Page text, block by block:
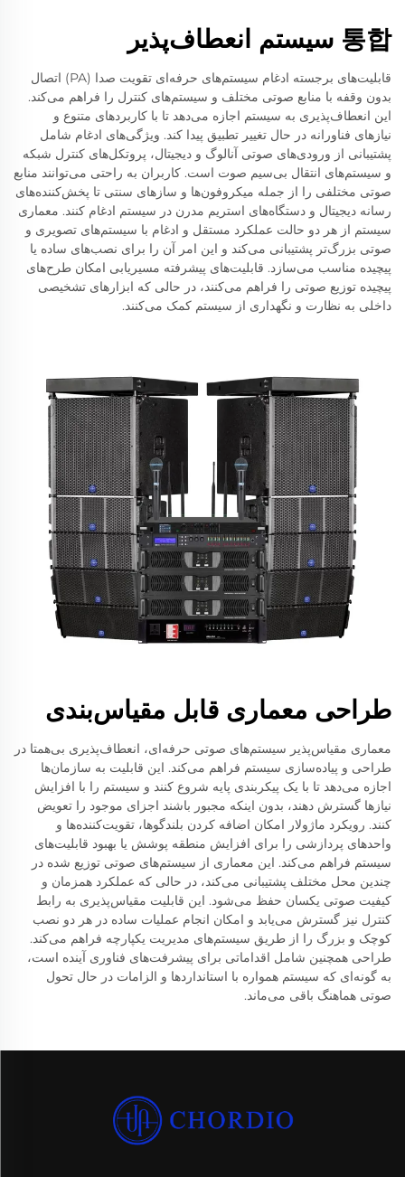
통합 سیستم انعطاف‌پذیر
قابلیت‌های برجسته ادغام سیستم‌های حرفه‌ای تقویت صدا (PA) اتصال
بدون وقفه با منابع صوتی مختلف و سیستم‌های کنترل را فراهم می‌کند.
این انعطاف‌پذیری به سیستم اجازه می‌دهد تا با کاربردهای متنوع و
نیازهای فناورانه در حال تغییر تطبیق پیدا کند. ویژگی‌های ادغام شامل
پشتیبانی از ورودی‌های صوتی آنالوگ و دیجیتال، پروتکل‌های کنترل شبکه
و سیستم‌های انتقال بی‌سیم صوت است. کاربران به راحتی می‌توانند منابع
صوتی مختلفی را از جمله میکروفون‌ها و سازهای سنتی تا پخش‌کننده‌های
رسانه دیجیتال و دستگاه‌های استریم مدرن در سیستم ادغام کنند. معماری
سیستم از هر دو حالت عملکرد مستقل و ادغام با سیستم‌های تصویری و
صوتی بزرگ‌تر پشتیبانی می‌کند و این امر آن را برای نصب‌های ساده یا
پیچیده مناسب می‌سازد. قابلیت‌های پیشرفته مسیریابی امکان طرح‌های
پیچیده توزیع صوتی را فراهم می‌کنند، در حالی که ابزارهای تشخیصی
داخلی به نظارت و نگهداری از سیستم کمک می‌کنند.
طراحی معماری قابل مقیاس‌بندی
معماری مقیاس‌پذیر سیستم‌های صوتی حرفه‌ای، انعطاف‌پذیری بی‌همتا در
طراحی و پیاده‌سازی سیستم فراهم می‌کند. این قابلیت به سازمان‌ها
اجازه می‌دهد تا با یک پیکربندی پایه شروع کنند و سیستم را با افزایش
نیازها گسترش دهند، بدون اینکه مجبور باشند اجزای موجود را تعویض
کنند. رویکرد ماژولار امکان اضافه کردن بلندگوها، تقویت‌کننده‌ها و
واحدهای پردازشی را برای افزایش منطقه پوشش یا بهبود قابلیت‌های
سیستم فراهم می‌کند. این معماری از سیستم‌های صوتی توزیع شده در
چندین محل مختلف پشتیبانی می‌کند، در حالی که عملکرد همزمان و
کیفیت صوتی یکسان حفظ می‌شود. این قابلیت مقیاس‌پذیری به رابط
کنترل نیز گسترش می‌یابد و امکان انجام عملیات ساده در هر دو نصب
کوچک و بزرگ را از طریق سیستم‌های مدیریت یکپارچه فراهم می‌کند.
طراحی همچنین شامل اقداماتی برای پیشرفت‌های فناوری آینده است،
به گونه‌ای که سیستم همواره با استانداردها و الزامات در حال تحول
صوتی هماهنگ باقی می‌ماند.